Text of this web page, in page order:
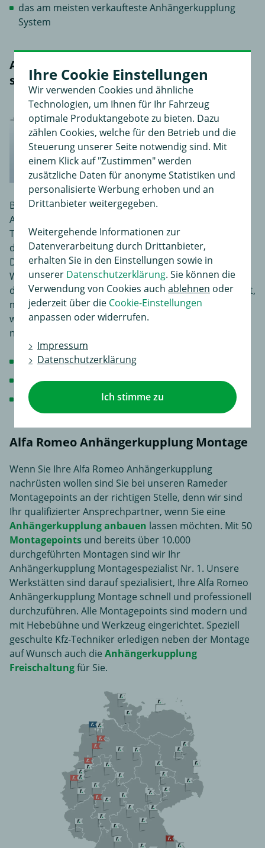
das am meisten verkaufteste Anhängerkupplung
System
Alfa Romeo Anhängerkupplung
schwenkbar
Bei einer schwenkbaren Alfa Romeo
Anhängerkupplung ist der Kugelkopf fest mit der
Traverse verbunden. Er muss weder montiert, noch
demontiert werden. Der Kugelkopf wird über ein
Drehrad in Bereitschafts- bzw. Ruheposition gebracht.
Werden Kennzeichen oder Teile der Beleuchtung
durch dieschwenkbare Anhängerkupplung verdeckt,
muss der Kugelkopf in die Ruheposition gebracht
werden. Kugelhals und Steckdose sind in diesen Fall
nicht mehr sichtbar.
unübertroffener Komfort und Bedienbarkeit
individuelles Aussehen
die teuerste Anhängerkupplung System
Alfa Romeo Anhängerkupplung Montage
Wenn Sie Ihre Alfa Romeo Anhängerkupplung
nachrüsten wollen sind Sie bei unseren Rameder
Montagepoints an der richtigen Stelle, denn wir sind
Ihr qualifizierter Ansprechpartner, wenn Sie eine
Anhängerkupplung anbauen lassen möchten. Mit 50
Montagepoints und bereits über 10.000
durchgeführten Montagen sind wir Ihr
Anhängerkupplung Montagespezialist Nr. 1. Unsere
Werkstätten sind darauf spezialisiert, Ihre Alfa Romeo
Anhängerkupplung Montage schnell und professionell
durchzuführen. Alle Montagepoints sind modern und
mit Hebebühne und Werkzeug eingerichtet. Speziell
geschulte Kfz-Techniker erledigen neben der Montage
auf Wunsch auch die Anhängerkupplung
Freischaltungfür Sie.
Ihre Cookie Einstellungen
Wir verwenden Cookies und ähnliche
Technologien, um Ihnen für Ihr Fahrzeug
optimale Produktangebote zu bieten. Dazu
zählen Cookies, welche für den Betrieb und die
Steuerung unserer Seite notwendig sind. Mit
einem Klick auf "Zustimmen" werden
zusätzliche Daten für anonyme Statistiken und
personalisierte Werbung erhoben und an
Drittanbieter weitergegeben.
Weitergehende Informationen zur
Datenverarbeitung durch Drittanbieter,
erhalten Sie in den Einstellungen sowie in
unserer Datenschutzerklärung. Sie können die
Verwendung von Cookies auch ablehnen oder
jederzeit über die Cookie-Einstellungen
anpassen oder widerrufen.
Impressum
Datenschutzerklärung
Ich stimme zu